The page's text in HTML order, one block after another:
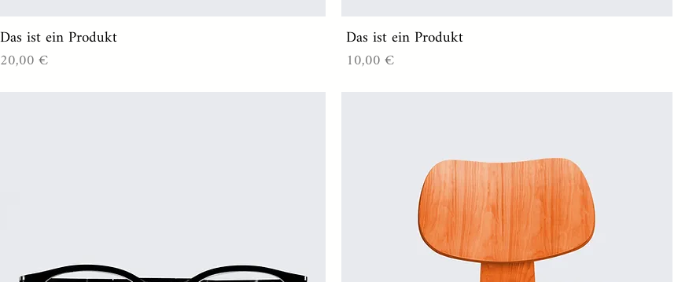
Das ist ein Produkt
Preis
20,00 €
Das ist ein Produkt
Preis
10,00 €